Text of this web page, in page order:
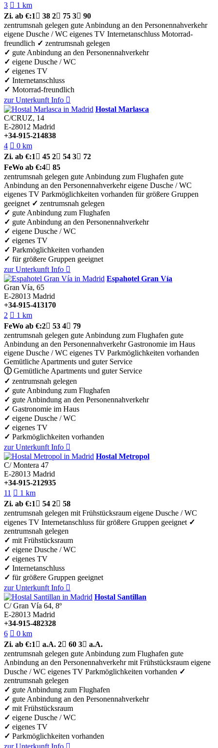
3  1 km
Zi. ab €:1 38 2 75 3 90
zentrumsnah gelegen gute Anbindung an den Personennahverkehr
eigene Dusche / WC eigenes TV Internetanschluss Motorrad-
freundlich ✓ zentrumsnah gelegen
✓ gute Anbindung an den Personennahverkehr
✓ eigene Dusche / WC
✓ eigenes TV
✓ Internetanschluss
✓ Motorrad-freundlich
zur Unterkunft Info 
Hostal Marlasca
C/CRUZ, 14
E-28012 Madrid
+34-915-214838
4  0 km
Zi. ab €:1 45 2 54 3 72
FeWo ab €:4 85
zentrumsnah gelegen gute Anbindung zum Flughafen gute
Anbindung an den Personennahverkehr eigene Dusche / WC
eigenes TV Parkmöglichkeiten vorhanden für größere Gruppen
geeignet ✓ zentrumsnah gelegen
✓ gute Anbindung zum Flughafen
✓ gute Anbindung an den Personennahverkehr
✓ eigene Dusche / WC
✓ eigenes TV
✓ Parkmöglichkeiten vorhanden
✓ für größere Gruppen geeignet
zur Unterkunft Info 
Espahotel Gran Vía
Gran Vía, 65
E-28013 Madrid
+34-915-413170
2  1 km
FeWo ab €:2 53 4 79
zentrumsnah gelegen gute Anbindung zum Flughafen gute
Anbindung an den Personennahverkehr Gastronomie im Haus
eigene Dusche / WC eigenes TV Parkmöglichkeiten vorhanden
Gemütliche Apartments und guter Service
ⓘGemütliche Apartments und guter Service
✓ zentrumsnah gelegen
✓ gute Anbindung zum Flughafen
✓ gute Anbindung an den Personennahverkehr
✓ Gastronomie im Haus
✓ eigene Dusche / WC
✓ eigenes TV
✓ Parkmöglichkeiten vorhanden
zur Unterkunft Info 
Hostal Metropol
C/ Montera 47
E-28013 Madrid
+34-915-212935
11  1 km
Zi. ab €:1 54 2 58
zentrumsnah gelegen mit Frühstücksraum eigene Dusche / WC
eigenes TV Internetanschluss für größere Gruppen geeignet ✓
zentrumsnah gelegen
✓ mit Frühstücksraum
✓ eigene Dusche / WC
✓ eigenes TV
✓ Internetanschluss
✓ für größere Gruppen geeignet
zur Unterkunft Info 
Hostal Santillan
C/ Gran Vía 64, 8º
E-28013 Madrid
+34-915-482328
6  0 km
Zi. ab €:1 a.A. 2 60 3 a.A.
zentrumsnah gelegen gute Anbindung zum Flughafen gute
Anbindung an den Personennahverkehr mit Frühstücksraum eigene
Dusche / WC eigenes TV Parkmöglichkeiten vorhanden ✓
zentrumsnah gelegen
✓ gute Anbindung zum Flughafen
✓ gute Anbindung an den Personennahverkehr
✓ mit Frühstücksraum
✓ eigene Dusche / WC
✓ eigenes TV
✓ Parkmöglichkeiten vorhanden